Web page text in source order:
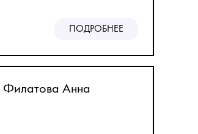
ПОДРОБНЕЕ
Филатова Анна